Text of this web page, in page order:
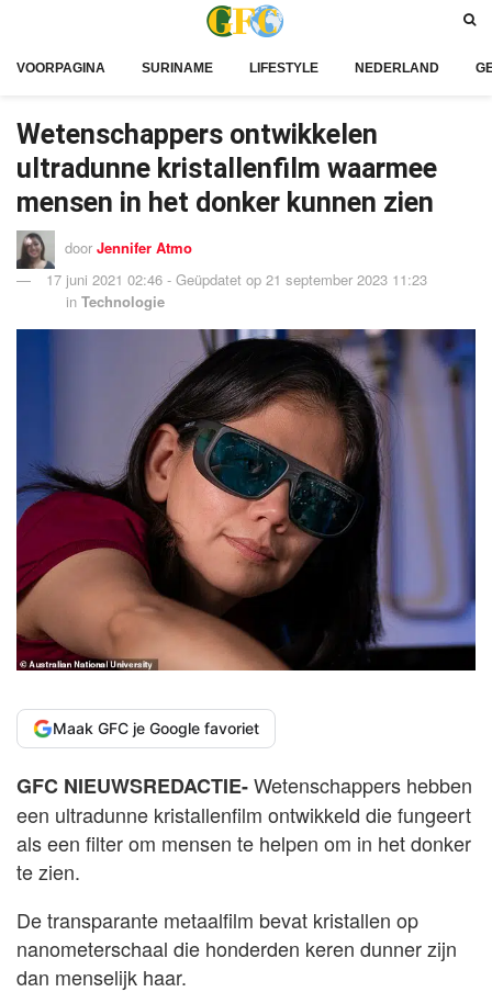
VOORPAGINA SURINAME LIFESTYLE NEDERLAND
Wetenschappers ontwikkelen
ultradunne kristallenfilm waarmee
mensen in het donker kunnen zien
door Jennifer Atmo
17 juni 2021 02:46 - Geüpdatet op 21 september 2023 11:23
in Technologie
Maak GFC je Google favoriet
GFC NIEUWSREDACTIE-Wetenschappers hebben
een ultradunne kristallenfilm ontwikkeld die fungeert
als een filter om mensen te helpen om in het donker
te zien.
De transparante metaalfilm bevat kristallen op
nanometerschaal die honderden keren dunner zijn
dan menselijk haar.